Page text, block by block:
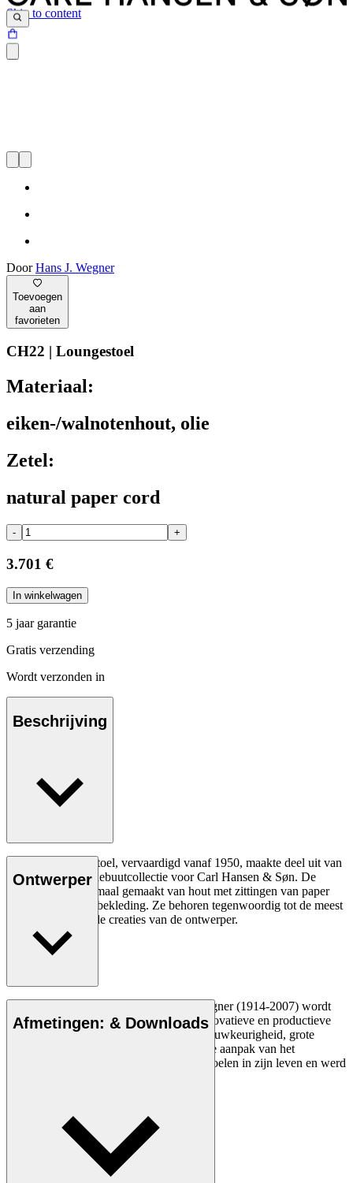
Skip to content
DoorHans J. Wegner
Toevoegen
aan
favorieten
CH22 | Loungestoel
Materiaal:
eiken-/walnotenhout, olie
Zetel:
natural paper cord
- +
3.701 €
In winkelwagen
5 jaar garantie
Gratis verzending
Wordt verzonden in
Beschrijving
De CH22 loungestoel, vervaardigd vanaf 1950, maakte deel uit van
Hans J. Wegners debuutcollectie voor Carl Hansen & Søn. De
stoelen waren allemaal gemaakt van hout met zittingen van paper
cord in plaats van bekleding. Ze behoren tegenwoordig tot de meest
bekende en gewilde creaties van de ontwerper.
Lees meer
Ontwerper
De Deense meubelontwerper Hans J. Wegner (1914-2007) wordt
gezien als een van de meest creatieve, innovatieve en productieve
ontwerpers aller tijden, bekend om zijn nauwkeurigheid, grote
inzicht in vakmanschap en compromisloze aanpak van het
ontwerpen. Wegner ontwierp bijna 500 stoelen in zijn leven en werd
Afmetingen: & Downloads